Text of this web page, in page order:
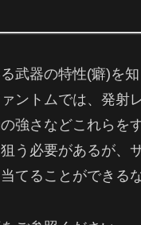
武器の特性(癖)を
ントムでは、発射
強さなどこれらを
う必要があるが
てることができる